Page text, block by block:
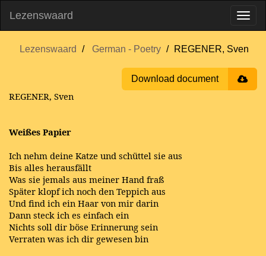
Lezenswaard
Lezenswaard German - Poetry REGENER, Sven
Download document
REGENER, Sven
Weißes Papier
Ich nehm deine Katze und schüttel sie aus
Bis alles herausfällt
Was sie jemals aus meiner Hand fraß
Später klopf ich noch den Teppich aus
Und find ich ein Haar von mir darin
Dann steck ich es einfach ein
Nichts soll dir böse Erinnerung sein
Verraten was ich dir gewesen bin